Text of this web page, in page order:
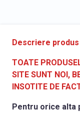
Descriere produs
TOATE
SITE SUNT NOI,
INSOTITE DE
Pentru orice alta